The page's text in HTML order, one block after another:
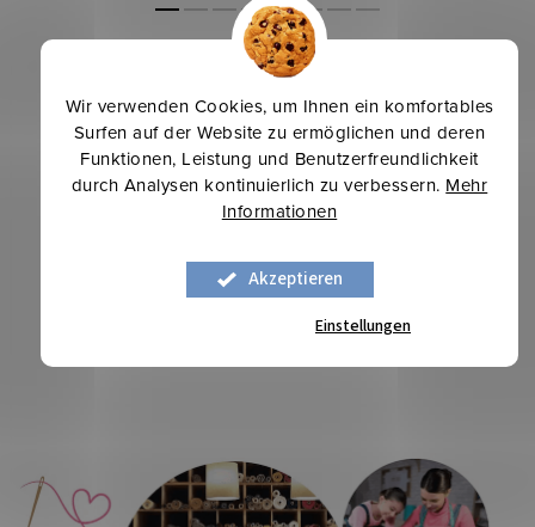
Wir verwenden Cookies, um Ihnen ein komfortables
Surfen auf der Website zu ermöglichen und deren
Funktionen, Leistung und Benutzerfreundlichkeit
durch Analysen kontinuierlich zu verbessern. Mehr
Informationen
Akzeptieren
Einstellungen
Langjährige Erfahrung
mehr als 30 Jahre am Markt
Sicherer Kauf
zuverlässiger und sicherer E-Shop
ökologische Textilien und Stoffe